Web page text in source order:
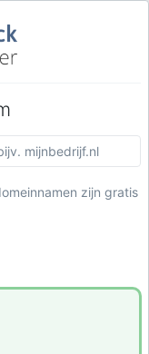
zijn gratis